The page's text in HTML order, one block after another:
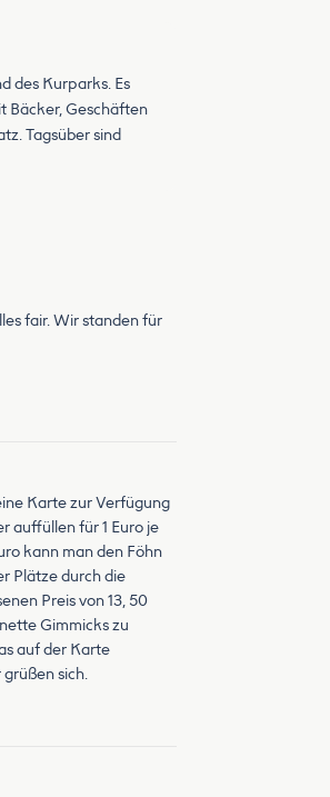
des Kurparks. Es
Bäcker, Geschäften
Tagsüber sind
fair. Wir standen für
Karte zur Verfügung
auffüllen für 1 Euro je
kann man den Föhn
Plätze durch die
Preis von 13, 50
Gimmicks zu
auf der Karte
sich.